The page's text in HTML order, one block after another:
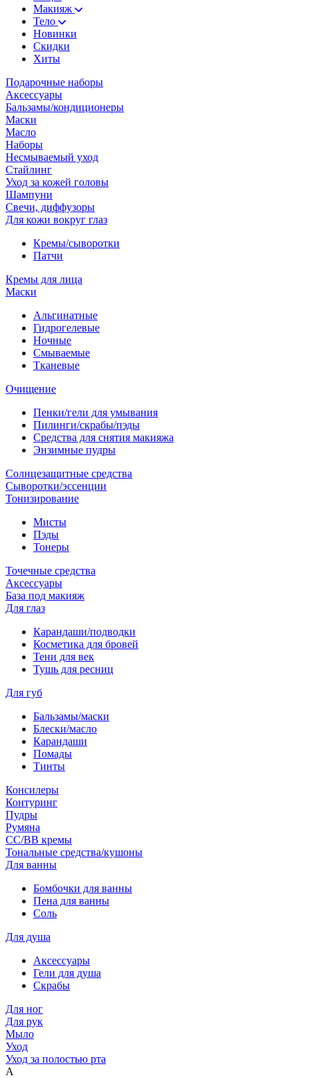
Макияж
Тело
Новинки
Скидки
Хиты
Подарочные наборы
Аксессуары
Бальзамы/кондиционеры
Маски
Масло
Наборы
Несмываемый уход
Стайлинг
Уход за кожей головы
Шампуни
Свечи, диффузоры
Для кожи вокруг глаз
Кремы/сыворотки
Патчи
Кремы для лица
Маски
Альгинатные
Гидрогелевые
Ночные
Смываемые
Тканевые
Очищение
Пенки/гели для умывания
Пилинги/скрабы/пэды
Средства для снятия макияжа
Энзимные пудры
Солнцезащитные средства
Сыворотки/эссенции
Тонизирование
Мисты
Пэды
Тонеры
Точечные средства
Аксессуары
База под макияж
Для глаз
Карандаши/подводки
Косметика для бровей
Тени для век
Тушь для ресниц
Для губ
Бальзамы/маски
Блески/масло
Карандаши
Помады
Тинты
Консилеры
Контуринг
Пудры
Румяна
СС/ВВ кремы
Тональные средства/кушоны
Для ванны
Бомбочки для ванны
Пена для ванны
Соль
Для душа
Аксессуары
Гели для душа
Скрабы
Для ног
Для рук
Мыло
Уход
Уход за полостью рта
A